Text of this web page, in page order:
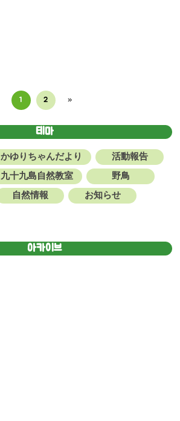
1 2 »
테마
かゆりちゃんだより 活動報告
九十九島自然教室 野鳥
自然情報 お知らせ
아카이브